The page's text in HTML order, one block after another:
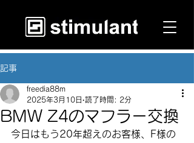
記事
BMW Z4のマフラー交換
freedia88m
2025年3月10日 読了時間: 2分
今日はもう20年超えのお客様、F様の